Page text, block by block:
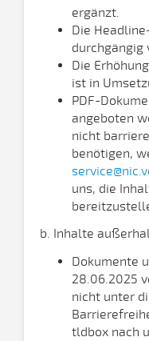
ergänzt.
Die
Die
ist in
PDF-
angeboten
nicht
benötigen,
uns, die
b. Inhalte
Dokumente
28.06.2025
nicht unter
tldbox nach